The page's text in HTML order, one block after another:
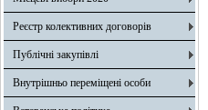
Реєстр колективних договорів
Публічні закупівлі
Внутрішньо переміщені особи